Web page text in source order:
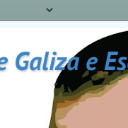
Galiza e